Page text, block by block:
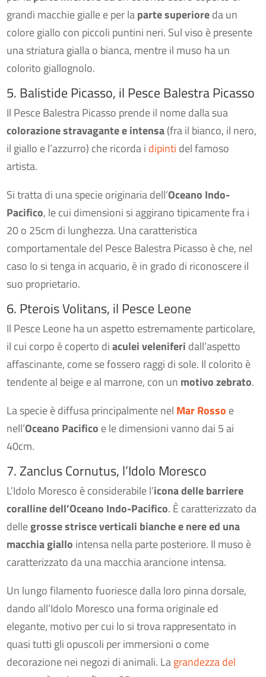
grandi macchie gialle e per laparte superioreda un
colore giallo con piccoli puntini neri. Sul viso è presente
una striatura gialla o bianca, mentre il muso ha un
colorito giallognolo.
5. Balistide Picasso, il Pesce Balestra Picasso
Il Pesce Balestra Picasso prende il nome dalla sua
colorazione stravagante e intensa(fra il bianco, il nero,
il giallo e l’azzurro) che ricorda i dipinti del famoso
artista.
Si tratta di una specie originaria dell’Oceano Indo-
Pacifico, le cui dimensioni si aggirano tipicamente fra i
20 o 25cm di lunghezza. Una caratteristica
comportamentale del Pesce Balestra Picasso è che, nel
caso lo si tenga in acquario, è in grado di riconoscere il
suo proprietario.
6. Pterois Volitans, il Pesce Leone
Il Pesce Leone ha un aspetto estremamente particolare,
il cui corpo è coperto diaculei veleniferi dall’aspetto
affascinante, come se fossero raggi di sole. Il colorito è
tendente al beige e al marrone, con un motivo zebrato.
La specie è diffusa principalmente nel Mar Rosso e
nell’Oceano Pacifico e le dimensioni vanno dai 5 ai
40cm.
7. Zanclus Cornutus, l’Idolo Moresco
L’Idolo Moresco è considerabile l’icona delle barriere
coralline dell’Oceano Indo-Pacifico. È caratterizzato da
dellegrosse strisce verticali bianche e nere ed una
macchia giallo intensa nella parte posteriore. Il muso è
caratterizzato da una macchia arancione intensa.
Un lungo filamento fuoriesce dalla loro pinna dorsale,
dando all’Idolo Moresco una forma originale ed
elegante, motivo per cui lo si trova rappresentato in
quasi tutti gli opuscoli per immersioni o come
decorazione nei negozi di animali. Lagrandezza del